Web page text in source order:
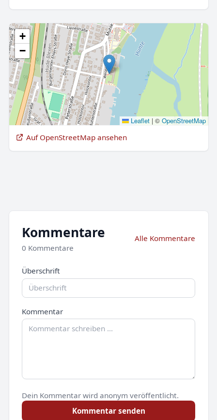
+
−
Leaflet |© OpenStreetMap
Auf OpenStreetMap ansehen
Kommentare
0 Kommentare
Alle Kommentare
Überschrift
Kommentar
Dein Kommentar wird anonym veröffentlicht.
Kommentar senden